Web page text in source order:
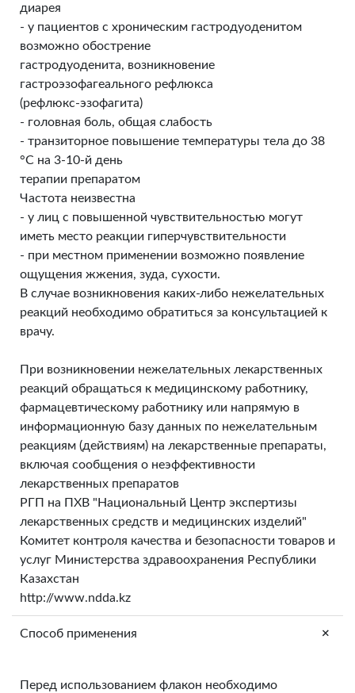
диарея
- у пациентов с хроническим гастродуоденитом
возможно обострение
гастродуоденита, возникновение
гастроэзофагеального рефлюкса
(рефлюкс-эзофагита)
- головная боль, общая слабость
- транзиторное повышение температуры тела до 38
°С на 3-10-й день
терапии препаратом
Частота неизвестна
- у лиц с повышенной чувствительностью могут
иметь место реакции гиперчувствительности
- при местном применении возможно появление
ощущения жжения, зуда, сухости.
В случае возникновения каких-либо нежелательных
реакций необходимо обратиться за консультацией к
врачу.
При возникновении нежелательных лекарственных
реакций обращаться к медицинскому работнику,
фармацевтическому работнику или напрямую в
информационную базу данных по нежелательным
реакциям (действиям) на лекарственные препараты,
включая сообщения о неэффективности
лекарственных препаратов
РГП на ПХВ "Национальный Центр экспертизы
лекарственных средств и медицинских изделий"
Комитет контроля качества и безопасности товаров и
услуг Министерства здравоохранения Республики
Казахстан
http://www.ndda.kz
Способ применения +
Перед использованием флакон необходимо